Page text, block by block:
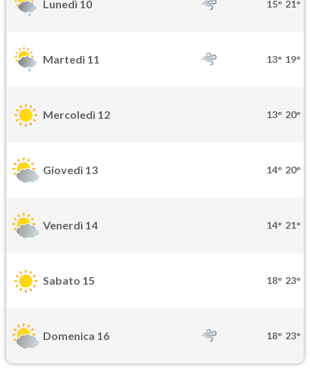
Lunedì 10 15° 21°
Martedì 11 13° 19°
Mercoledì 12 13° 20°
Giovedì 13 14° 20°
Venerdì 14 14° 21°
Sabato 15 18° 23°
Domenica 16 18° 23°